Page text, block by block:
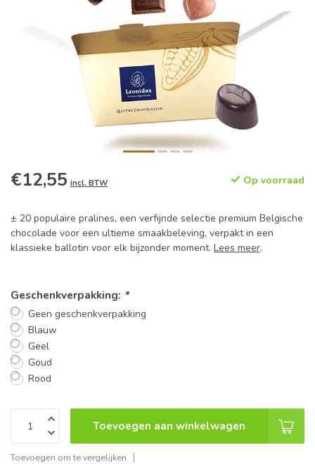
€12,55 incl. BTW Op voorraad
± 20 populaire pralines, een verfijnde selectie premium Belgische
chocolade voor een ultieme smaakbeleving, verpakt in een
klassieke ballotin voor elk bijzonder moment. Lees meer.
Geschenkverpakking: *
Geen geschenkverpakking
Blauw
Geel
Goud
Rood
Toevoegen aan winkelwagen
Toevoegen om te vergelijken